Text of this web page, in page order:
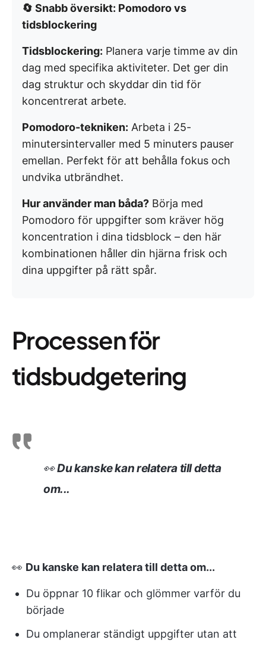
🔄 Snabb översikt: Pomodoro vs
tidsblockering
Tidsblockering: Planera varje timme av din
dag med specifika aktiviteter. Det ger din
dag struktur och skyddar din tid för
koncentrerat arbete.
Pomodoro-tekniken: Arbeta i 25-
minutersintervaller med 5 minuters pauser
emellan. Perfekt för att behålla fokus och
undvika utbrändhet.
Hur använder man båda? Börja med
Pomodoro för uppgifter som kräver hög
koncentration i dina tidsblock – den här
kombinationen håller din hjärna frisk och
dina uppgifter på rätt spår.
Processen för
tidsbudgetering
👀Du kanske kan relatera till detta
om...
👀 Du kanske kan relatera till detta om...
Du öppnar 10 flikar och glömmer varför du
började
Du omplanerar ständigt uppgifter utan att